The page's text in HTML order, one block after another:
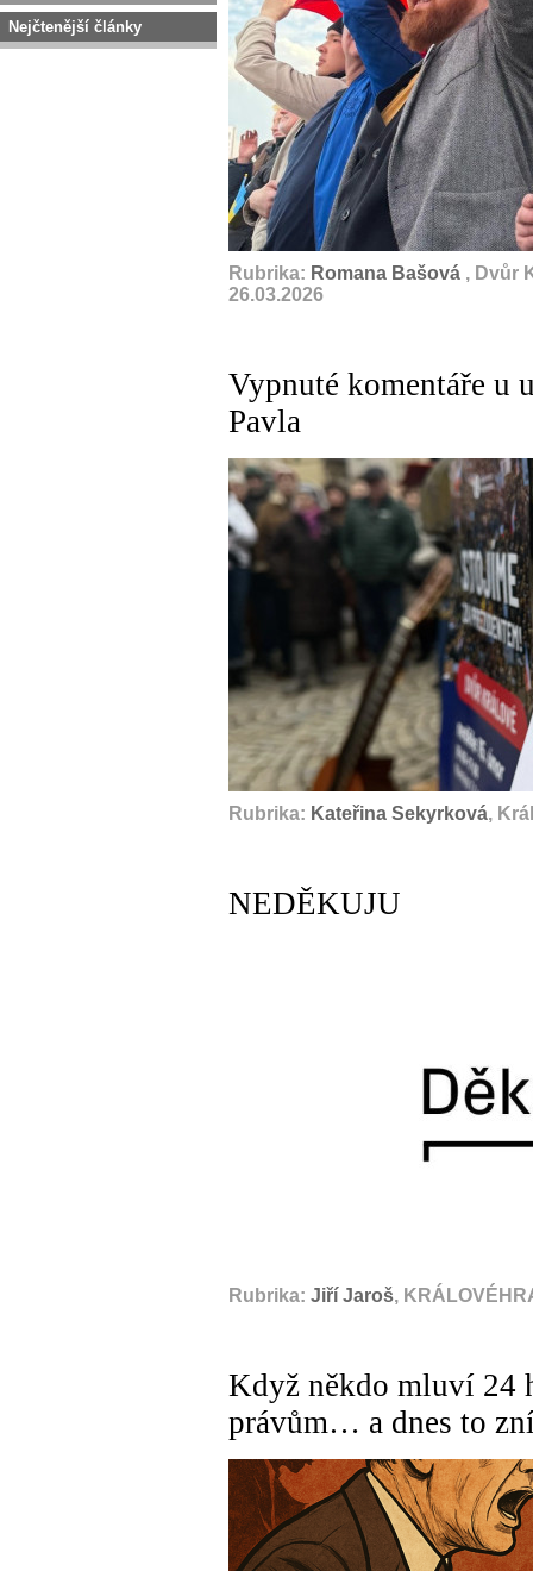
Nejčtenější články
Rubrika: Romana Bašová , Dvůr
26.03.2026
Vypnuté komentáře u
Pavla
Rubrika: Kateřina Sekyrková,
NEDĚKUJU
Rubrika: Jiří Jaroš,
Když někdo mluví 24
právům… a dnes to